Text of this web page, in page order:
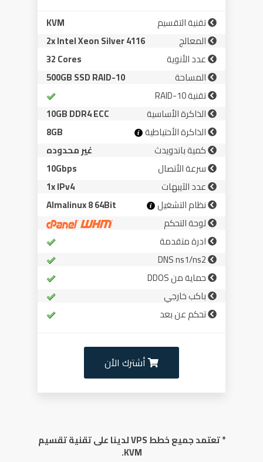
تقنية التقسيم
KVM
المعالج
2x Intel Xeon Silver 4116
عدد الأنوية
32 Cores
المساحة
500GB SSD RAID-10
تقنية RAID-10
الذاكرة الأساسية
10GB DDR4 ECC
الذاكرة الأحتياطية
8GB
كمية باندويدث
غير محدوده
سرعة الأتصال
10Gbps
عدد الآيبهات
1x IPv4
نظام التشغيل
Almalinux 8 64Bit
لوحة التحكم
ادرة متقدمة
حماية من DDOS
باكب خارجي
تحكم عن بعد
أشترك الأن
* تعتمد جميع خطط VPS لدينا على تقنية تقسيم
KVM.